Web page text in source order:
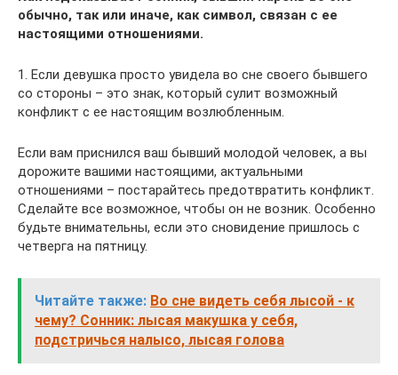
обычно, так или иначе, как символ, связан с ее
настоящими отношениями.
1. Если девушка просто увидела во сне своего бывшего
со стороны – это знак, который сулит возможный
конфликт с ее настоящим возлюбленным.
Если вам приснился ваш бывший молодой человек, а вы
дорожите вашими настоящими, актуальными
отношениями – постарайтесь предотвратить конфликт.
Сделайте все возможное, чтобы он не возник. Особенно
будьте внимательны, если это сновидение пришлось с
четверга на пятницу.
Читайте также: Во сне видеть себя лысой - к
чему? Сонник: лысая макушка у себя,
подстричься налысо, лысая голова